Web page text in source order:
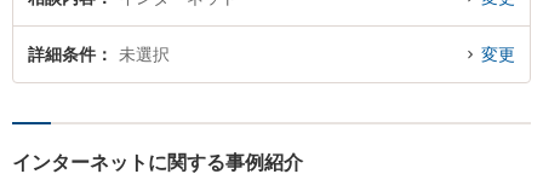
詳細条件 未選択 変更
インターネットに関する事例紹介